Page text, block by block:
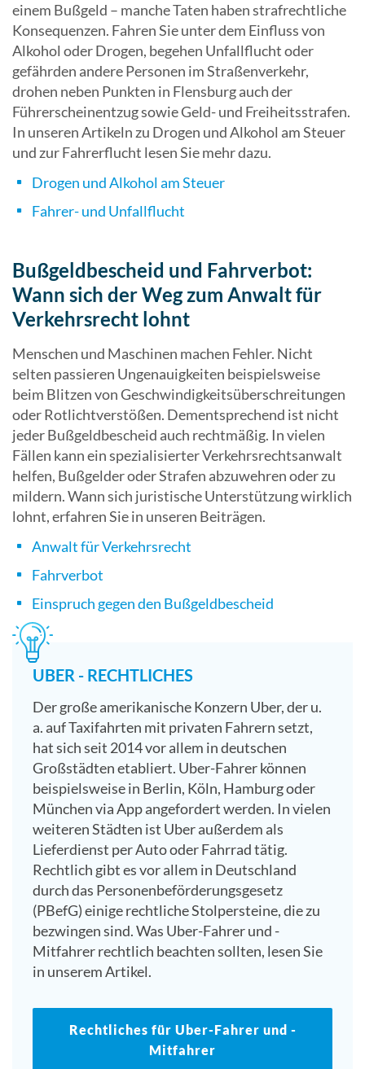
einem Bußgeld – manche Taten haben strafrechtliche
Konsequenzen. Fahren Sie unter dem Einfluss von
Alkohol oder Drogen, begehen Unfallflucht oder
gefährden andere Personen im Straßenverkehr,
drohen neben Punkten in Flensburg auch der
Führerscheinentzug sowie Geld- und Freiheitsstrafen.
In unseren Artikeln zu Drogen und Alkohol am Steuer
und zur Fahrerflucht lesen Sie mehr dazu.
Drogen und Alkohol am Steuer
Fahrer- und Unfallflucht
Bußgeldbescheid und Fahrverbot:
Wann sich der Weg zum Anwalt für
Verkehrsrecht lohnt
Menschen und Maschinen machen Fehler. Nicht
selten passieren Ungenauigkeiten beispielsweise
beim Blitzen von Geschwindigkeitsüberschreitungen
oder Rotlichtverstößen. Dementsprechend ist nicht
jeder Bußgeldbescheid auch rechtmäßig. In vielen
Fällen kann ein spezialisierter Verkehrsrechtsanwalt
helfen, Bußgelder oder Strafen abzuwehren oder zu
mildern. Wann sich juristische Unterstützung wirklich
lohnt, erfahren Sie in unseren Beiträgen.
Anwalt für Verkehrsrecht
Fahrverbot
Einspruch gegen den Bußgeldbescheid
UBER - RECHTLICHES
Der große amerikanische Konzern Uber, der u.
a. auf Taxifahrten mit privaten Fahrern setzt,
hat sich seit 2014 vor allem in deutschen
Großstädten etabliert. Uber-Fahrer können
beispielsweise in Berlin, Köln, Hamburg oder
München via App angefordert werden. In vielen
weiteren Städten ist Uber außerdem als
Lieferdienst per Auto oder Fahrrad tätig.
Rechtlich gibt es vor allem in Deutschland
durch das Personenbeförderungsgesetz
(PBefG) einige rechtliche Stolpersteine, die zu
bezwingen sind. Was Uber-Fahrer und -
Mitfahrer rechtlich beachten sollten, lesen Sie
in unserem Artikel.
Rechtliches für Uber-Fahrer und -
Mitfahrer